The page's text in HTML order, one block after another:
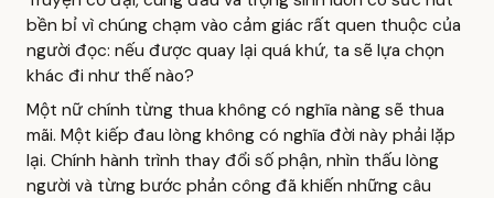
bền bỉ vì chúng chạm vào cảm giác rất quen thuộc của
người đọc: nếu được quay lại quá khứ, ta sẽ lựa chọn
khác đi như thế nào?
Một nữ chính từng thua không có nghĩa nàng sẽ thua
mãi. Một kiếp đau lòng không có nghĩa đời này phải lặp
lại. Chính hành trình thay đổi số phận, nhìn thấu lòng
người và từng bước phản công đã khiến những câu